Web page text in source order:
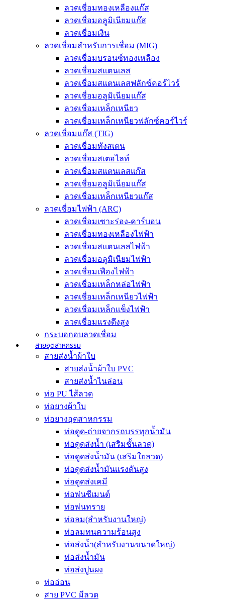
ลวดเชื่อมทองเหลืองแก๊ส
ลวดเชื่อมอลูมิเนียมแก๊ส
ลวดเชื่อมเงิน
ลวดเชื่อมสำหรับการเชื่อม (MIG)
ลวดเชื่อมบรอนซ์ทองเหลือง
ลวดเชื่อมสแตนเลส
ลวดเชื่อมสแตนเลสฟลักซ์คอร์ไวร์
ลวดเชื่อมอลูมิเนียมแก๊ส
ลวดเชื่อมเหล็กเหนียว
ลวดเชื่อมเหล็กเหนียวฟลักซ์คอร์ไวร์
ลวดเชื่อมแก๊ส (TIG)
ลวดเชื่อมทังสเตน
ลวดเชื่อมสเตอไลท์
ลวดเชื่อมสแตนเลสแก๊ส
ลวดเชื่อมอลูมิเนียมแก๊ส
ลวดเชื่อมเหล็กเหนียวแก๊ส
ลวดเชื่อมไฟฟ้า (ARC)
ลวดเชื่อมเซาะร่อง-คาร์บอน
ลวดเชื่อมทองเหลืองไฟฟ้า
ลวดเชื่อมสแตนเลสไฟฟ้า
ลวดเชื่อมอลูมิเนียมไฟฟ้า
ลวดเชื่อมเฟืองไฟฟ้า
ลวดเชื่อมเหล็กหล่อไฟฟ้า
ลวดเชื่อมเหล็กเหนียวไฟฟ้า
ลวดเชื่อมเหล็กแข็งไฟฟ้า
ลวดเชื่อมแรงดึงสูง
กระบอกอบลวดเชื่อม
สายอุตสาหกรรม
สายส่งน้ำผ้าใบ
สายส่งน้ำผ้าใบ PVC
สายส่งน้ำไนล่อน
ท่อ PU ไส้ลวด
ท่อยางผ้าใบ
ท่อยางอุตสาหกรรม
ท่อดูด-ถ่ายจากรถบรรทุกน้ำมัน
ท่อดูดส่งน้ำ (เสริมชั้นลวด)
ท่อดูดส่งน้ำมัน (เสริมใยลวด)
ท่อดูดส่งน้ำมันเเรงดันสูง
ท่อดูดส่งเคมี
ท่อพ่นซีเมนต์
ท่อพ่นทราย
ท่อลม(สำหรับงานใหญ่)
ท่อลมทนความร้อนสูง
ท่อส่งน้ำ(สำหรับงานขนาดใหญ่)
ท่อส่งน้ำมัน
ท่อส่งปูนผง
ท่ออ่อน
สาย PVC มีลวด